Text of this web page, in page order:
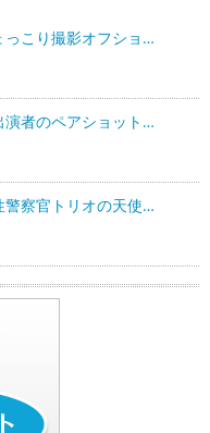
っこり撮影オフショ…
演者のペアショット…
警察官トリオの天使…